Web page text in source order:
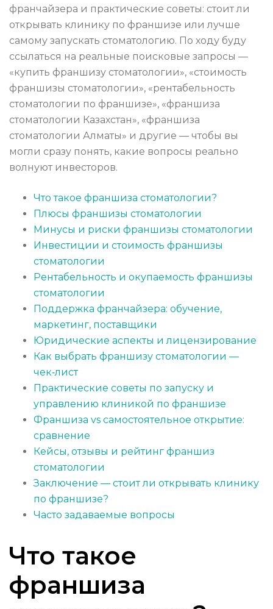
франчайзера и практические советы: стоит ли
открывать клинику по франшизе или лучше
самому запускать стоматологию. По ходу буду
ссылаться на реальные поисковые запросы —
«купить франшизу стоматологии», «стоимость
франшизы стоматологии», «рентабельность
стоматологии по франшизе», «франшиза
стоматологии Казахстан», «франшиза
стоматологии Алматы» и другие — чтобы вы
могли сразу понять, какие вопросы реально
волнуют инвесторов.
Что такое франшиза стоматологии?
Плюсы франшизы стоматологии
Минусы и риски франшизы стоматологии
Инвестиции и стоимость франшизы
стоматологии
Рентабельность и окупаемость франшизы
стоматологии
Поддержка франчайзера: обучение,
маркетинг, поставщики
Юридические аспекты и лицензирование
Как выбрать франшизу стоматологии —
чек‑лист
Практические советы по запуску и
управлению клиникой по франшизе
Франшиза vs самостоятельное открытие:
сравнение
Кейсы, отзывы и рейтинг франшиз
стоматологии
Заключение — стоит ли открывать клинику
по франшизе?
Часто задаваемые вопросы
Что такое
франшиза